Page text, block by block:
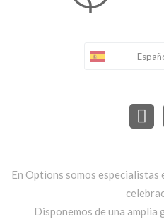
En Options somos
Disponemos de una amplia